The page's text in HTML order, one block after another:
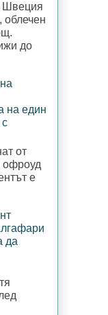
Швеция
облечен
до
на един
с
от
офроуд
е
да